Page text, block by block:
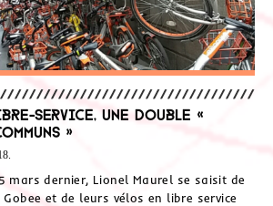
service, une double «
»
mars dernier, Lionel Maurel se saisit de
Gobee et de leurs vélos en libre service